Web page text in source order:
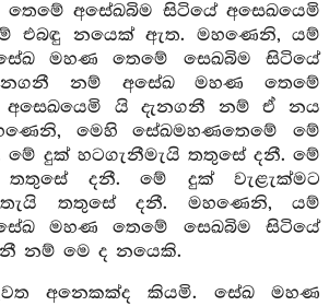
අසේඛබිම සිටියේ අසෙඛයෙමි
එබඳු නයෙක් ඇත. මහණෙනි, යම්
මහණ තෙමේ සෙඛබිම සිටියේ
නම් අසේඛ මහණ තෙමේ
අසෙඛයෙමි යි දැනගනී නම් ඒ නය
මෙහි සේඛමහණතෙමේ මේ
මේ දුක් හටගැනීමැයි තතුසේ දනී. මේ
තතුසේ දනී. මේ දුක් වැළැක්මට
තතුසේ දනී. මහණෙනි, යම්
මහණ තෙමේ සෙඛබිම සිටියේ
නම් මෙ ද නයෙකි.
අනෙකක්ද කියමි. සේඛ මහණ